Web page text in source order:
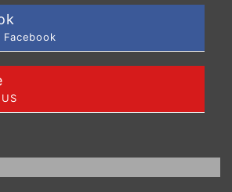
Facebook